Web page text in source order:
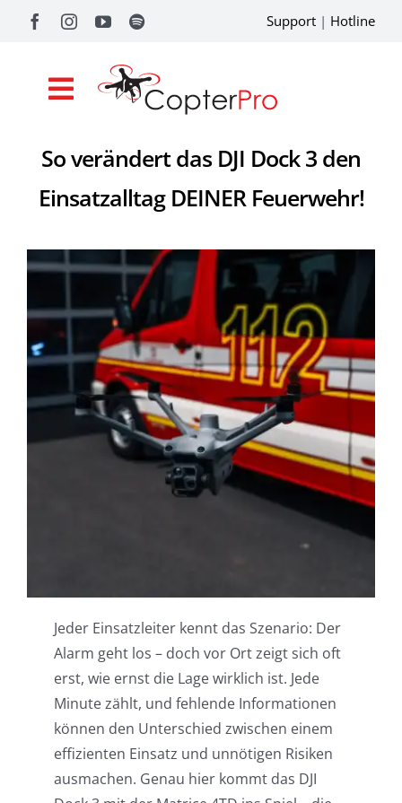
Support | Hotline
Toggle
Navigation
Shop
Drohnenförderung
Academy
Pilotentools
Einsatzgebiete
So verändert das DJI Dock 3 den
Einsatzalltag DEINER Feuerwehr!
Jeder Einsatzleiter kennt das Szenario: Der
Alarm geht los – doch vor Ort zeigt sich oft
erst, wie ernst die Lage wirklich ist. Jede
Minute zählt, und fehlende Informationen
können den Unterschied zwischen einem
effizienten Einsatz und unnötigen Risiken
ausmachen. Genau hier kommt das DJI